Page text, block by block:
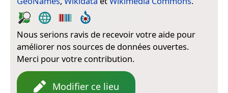
Nous serions ravis de recevoir votre aide pour
améliorer nos sources de données ouvertes.
Merci pour votre contribution.
Modifier ce lieu